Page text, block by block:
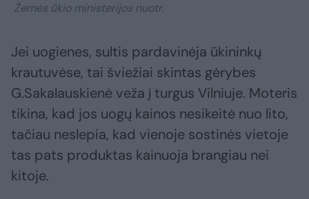
Žemės ūkio ministerijos nuotr.
Jei uogienes, sultis pardavinėja ūkininkų
krautuvėse, tai šviežiai skintas gėrybes
G.Sakalauskienė veža į turgus Vilniuje. Moteris
tikina, kad jos uogų kainos nesikeitė nuo lito,
tačiau neslepia, kad vienoje sostinės vietoje
tas pats produktas kainuoja brangiau nei
kitoje.